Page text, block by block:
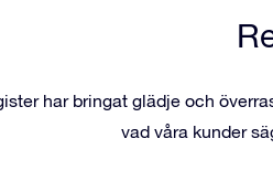
har bringat glädje och
vad våra kunder